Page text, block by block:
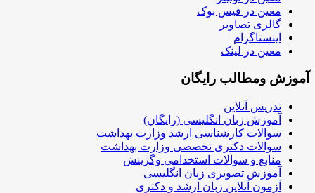
معین در فیس بوک
گالری تصاویر
اینستاگرام
معین در لینک
آموزش ومطالب رایگان
تدریس آنلاین
آموزش زبان انگلیسی (رایگان)
سوالات کارشناسی ارشد وزارت بهداشت
سوالات دکتری تخصصی وزارت بهداشت
منابع و سوالات استخدامی وگزینش
آموزش تصویری زبان انگلیسی
آزمون آنلاین زبان ارشد و دکتری